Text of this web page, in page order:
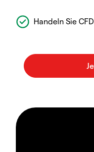
Handeln Sie